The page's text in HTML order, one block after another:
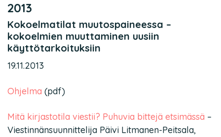
2013
Kokoelmatilat muutospaineessa –
kokoelmien muuttaminen uusiin
käyttötarkoituksiin
19.11.2013
Ohjelma (pdf)
Mitä kirjastotila viestii? Puhuvia bittejä etsimässä –
Viestinnänsuunnittelija Päivi Litmanen-Peitsala,